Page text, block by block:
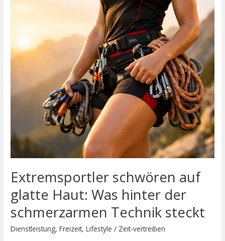
Extremsportler schwören auf
glatte Haut: Was hinter der
schmerzarmen Technik steckt
Dienstleistung,Freizeit,Lifestyle / Zeit-vertreiben
Was
der
schmerzarmen